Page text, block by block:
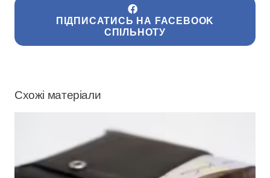
ПІДПИСАТИСЬ НА FACEBOOK
СПІЛЬНОТУ
Схожі матеріали